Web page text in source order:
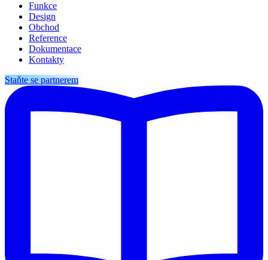
Funkce
Design
Obchod
Reference
Dokumentace
Kontakty
Staňte se partnerem